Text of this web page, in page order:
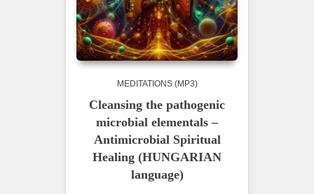
MEDITATIONS (MP3)
Cleansing the pathogenic
microbial elementals –
Antimicrobial Spiritual
Healing (HUNGARIAN
language)